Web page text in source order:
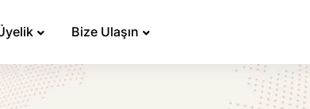
Bize Ulaşın